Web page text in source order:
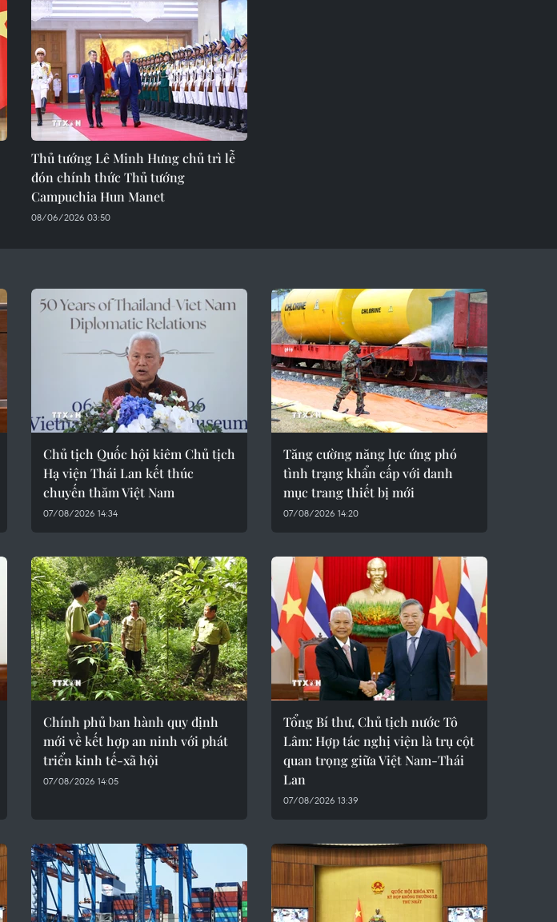
Thủ tướng Lê Minh Hưng chủ trì lễ
đón chính thức Thủ tướng
Campuchia Hun Manet
08/06/2026 03:50
Chủ tịch Quốc hội kiêm Chủ tịch
Hạ viện Thái Lan kết thúc
chuyến thăm Việt Nam
07/08/2026 14:34
Tăng cường năng lực ứng phó
tình trạng khẩn cấp với danh
mục trang thiết bị mới
07/08/2026 14:20
Chính phủ ban hành quy định
mới về kết hợp an ninh với phát
triển kinh tế-xã hội
07/08/2026 14:05
Tổng Bí thư, Chủ tịch nước Tô
Lâm: Hợp tác nghị viện là trụ cột
quan trọng giữa Việt Nam-Thái
Lan
07/08/2026 13:39